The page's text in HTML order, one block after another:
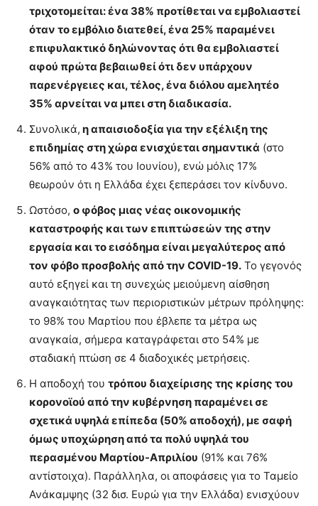
τριχοτομείται: ένα 38% προτίθεται να εμβολιαστεί
όταν το εμβόλιο διατεθεί, ένα 25% παραμένει
επιφυλακτικό δηλώνοντας ότι θα εμβολιαστεί
αφού πρώτα βεβαιωθεί ότι δεν υπάρχουν
παρενέργειες και, τέλος, ένα διόλου αμελητέο
35% αρνείται να μπει στη διαδικασία.
Συνολικά, η απαισιοδοξία για την εξέλιξη της
επιδημίας στη χώρα ενισχύεται σημαντικά (στο
56% από το 43% του Ιουνίου), ενώ μόλις 17%
θεωρούν ότι η Ελλάδα έχει ξεπεράσει τον κίνδυνο.
Ωστόσο, ο φόβος μιας νέας οικονομικής
καταστροφής και των επιπτώσεών της στην
εργασία και το εισόδημα είναι μεγαλύτερος από
τον φόβο προσβολής από την COVID-19. Το γεγονός
αυτό εξηγεί και τη συνεχώς μειούμενη αίσθηση
αναγκαιότητας των περιοριστικών μέτρων πρόληψης:
το 98% του Μαρτίου που έβλεπε τα μέτρα ως
αναγκαία, σήμερα καταγράφεται στο 54% με
σταδιακή πτώση σε 4 διαδοχικές μετρήσεις.
Η αποδοχή του τρόπου διαχείρισης της κρίσης του
κορονοϊού από την κυβέρνηση παραμένει σε
σχετικά υψηλά επίπεδα (50% αποδοχή), με σαφή
όμως υποχώρηση από τα πολύ υψηλά του
περασμένου Μαρτίου-Απριλίου (91% και 76%
αντίστοιχα). Παράλληλα, οι αποφάσεις για το Ταμείο
Ανάκαμψης (32 δισ. Ευρώ για την Ελλάδα) ενισχύουν